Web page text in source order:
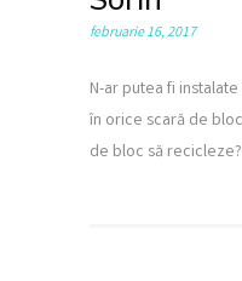
februarie 16, 2017
N-ar putea fi
în orice scară de
de bloc să recicleze?